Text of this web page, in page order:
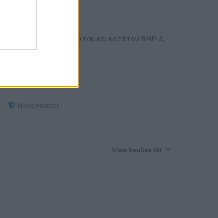
18 χρόνια ήμουν υπέρ του και κατά του ΒΜΡ-3,
Noble Member
View Replies (6)